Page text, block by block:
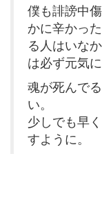
僕も誹謗中
かに辛かっ
る人はいな
は必ず元気に
魂が死んで
い。
少しでも早
すように。